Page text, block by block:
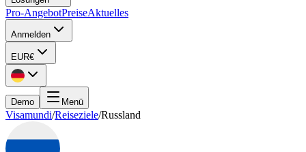
Pro-AngebotPreiseAktuelles
Anmelden
EUR€
Demo Menü
Visamundi/Reiseziele/Russland